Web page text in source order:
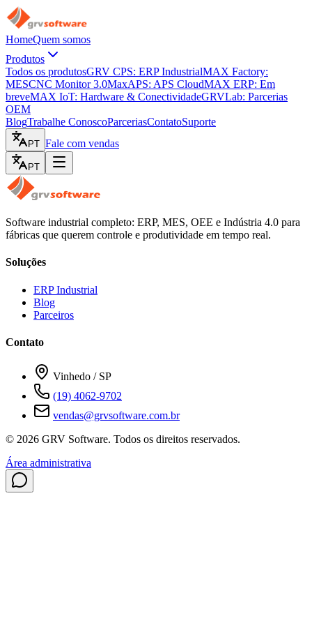
HomeQuem somos
Produtos
Todos os produtosGRV CPS: ERP IndustrialMAX Factory:
MESCNC Monitor 3.0MaxAPS: APS CloudMAX ERP: Em
breveMAX IoT: Hardware & ConectividadeGRVLab: Parcerias
OEM
BlogTrabalhe ConoscoParceriasContatoSuporte
PT Fale com vendas
PT
Software industrial completo: ERP, MES, OEE e Indústria 4.0 para
fábricas que querem controle e produtividade em tempo real.
Soluções
ERP Industrial
Blog
Parceiros
Contato
Vinhedo / SP
(19) 4062-9702
vendas@grvsoftware.com.br
© 2026 GRV Software. Todos os direitos reservados.
Área administrativa